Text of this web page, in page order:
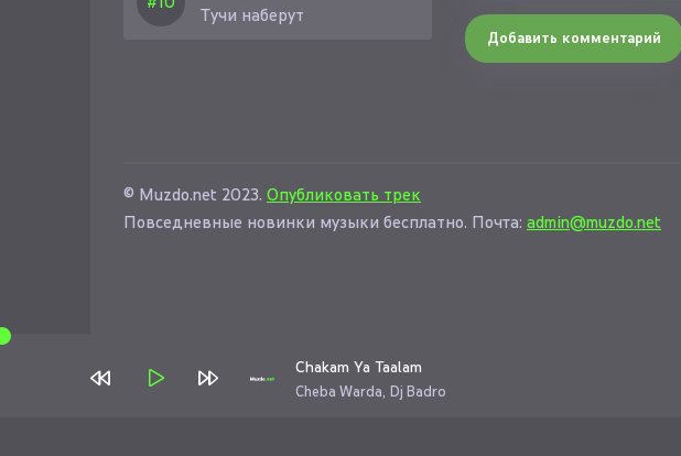
Тучи наберут
Добавить комментарий
© Muzdo.net 2023. Опубликовать трек
Повседневные новинки музыки бесплатно. Почта: admin@muzdo.net
Chakam Ya Taalam
Cheba Warda, Dj Badro